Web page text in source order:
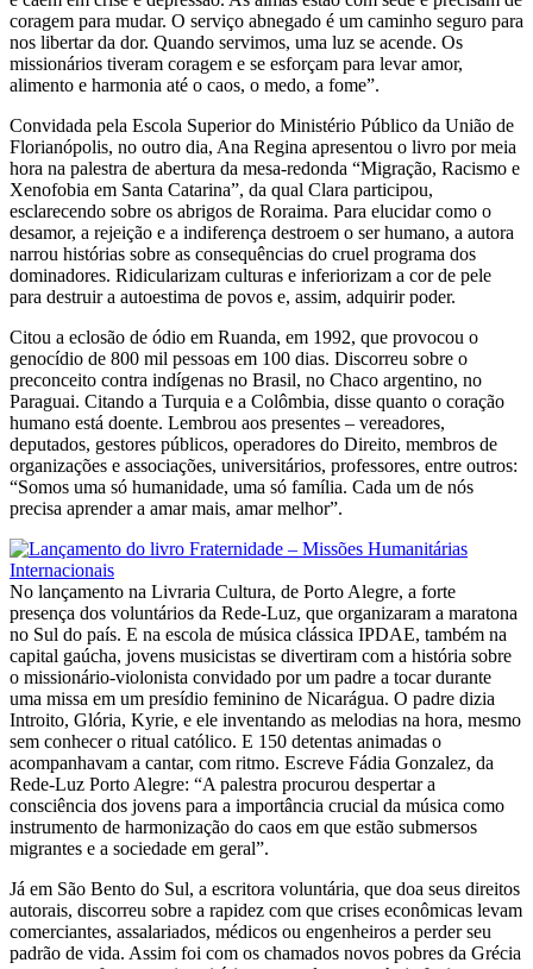
coragem para mudar. O serviço abnegado é um caminho seguro para
nos libertar da dor. Quando servimos, uma luz se acende. Os
missionários tiveram coragem e se esforçam para levar amor,
alimento e harmonia até o caos, o medo, a fome”.
Convidada pela Escola Superior do Ministério Público da União de
Florianópolis, no outro dia, Ana Regina apresentou o livro por meia
hora na palestra de abertura da mesa-redonda “Migração, Racismo e
Xenofobia em Santa Catarina”, da qual Clara participou,
esclarecendo sobre os abrigos de Roraima. Para elucidar como o
desamor, a rejeição e a indiferença destroem o ser humano, a autora
narrou histórias sobre as consequências do cruel programa dos
dominadores. Ridicularizam culturas e inferiorizam a cor de pele
para destruir a autoestima de povos e, assim, adquirir poder.
Citou a eclosão de ódio em Ruanda, em 1992, que provocou o
genocídio de 800 mil pessoas em 100 dias. Discorreu sobre o
preconceito contra indígenas no Brasil, no Chaco argentino, no
Paraguai. Citando a Turquia e a Colômbia, disse quanto o coração
humano está doente. Lembrou aos presentes – vereadores,
deputados, gestores públicos, operadores do Direito, membros de
organizações e associações, universitários, professores, entre outros:
“Somos uma só humanidade, uma só família. Cada um de nós
precisa aprender a amar mais, amar melhor”.
No lançamento na Livraria Cultura, de Porto Alegre, a forte
presença dos voluntários da Rede-Luz, que organizaram a maratona
no Sul do país. E na escola de música clássica IPDAE, também na
capital gaúcha, jovens musicistas se divertiram com a história sobre
o missionário-violonista convidado por um padre a tocar durante
uma missa em um presídio feminino de Nicarágua. O padre dizia
Introito, Glória, Kyrie, e ele inventando as melodias na hora, mesmo
sem conhecer o ritual católico. E 150 detentas animadas o
acompanhavam a cantar, com ritmo. Escreve Fádia Gonzalez, da
Rede-Luz Porto Alegre: “A palestra procurou despertar a
consciência dos jovens para a importância crucial da música como
instrumento de harmonização do caos em que estão submersos
migrantes e a sociedade em geral”.
Já em São Bento do Sul, a escritora voluntária, que doa seus direitos
autorais, discorreu sobre a rapidez com que crises econômicas levam
comerciantes, assalariados, médicos ou engenheiros a perder seu
padrão de vida. Assim foi com os chamados novos pobres da Grécia